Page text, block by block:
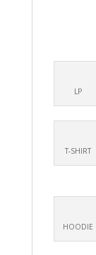
LP
T-SHIRT
HOODIE